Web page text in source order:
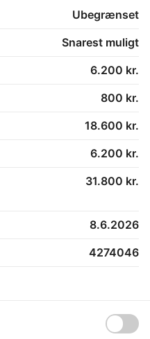
Ubegrænset
Snarest muligt
6.200 kr.
800 kr.
18.600 kr.
6.200 kr.
31.800 kr.
8.6.2026
4274046